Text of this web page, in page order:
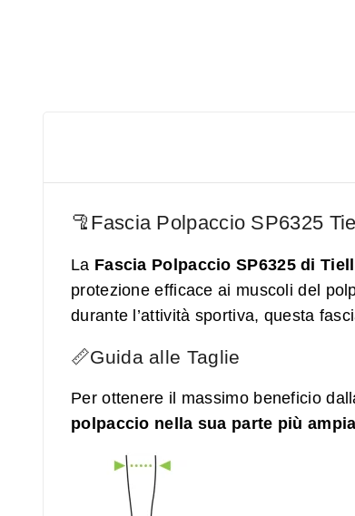
🦿Fascia Polpaccio SP6325
La Fascia Polpaccio SP6325 di
protezione efficace ai muscoli del
durante l’attività sportiva, questa
📏Guida alle Taglie
Per ottenere il massimo beneficio
polpaccio nella sua parte più ampia